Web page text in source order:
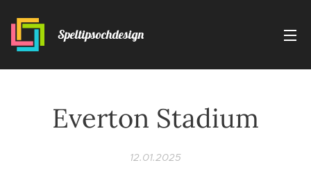
Speltipsochdesign
Everton Stadium
12.01.2025